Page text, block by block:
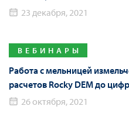
23 декабря, 2021
ВЕБИНАРЫ
Работа с мельницей
расчетов Rocky DEM до
26 октября, 2021